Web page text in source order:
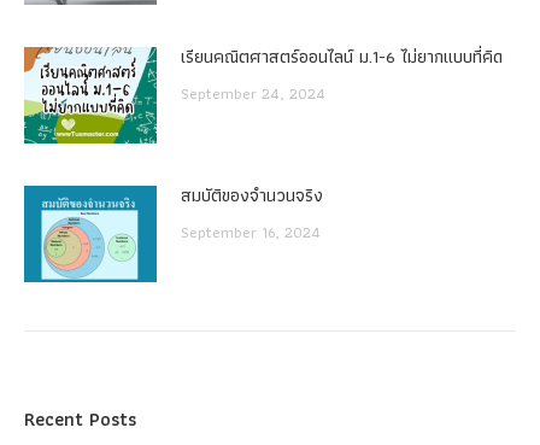
เรียนคณิตศาสตร์ออนไลน์ ม.1-6 ไม่ยากแบบที่คิด
September 24, 2024
สมบัติของจำนวนจริง
September 16, 2024
Recent Posts